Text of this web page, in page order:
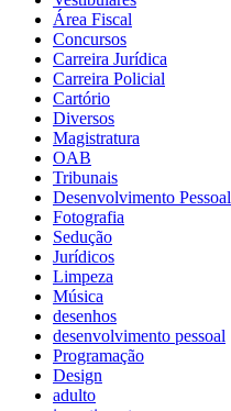
Área Fiscal
Concursos
Carreira Jurídica
Carreira Policial
Cartório
Diversos
Magistratura
OAB
Tribunais
Desenvolvimento Pessoal
Fotografia
Sedução
Jurídicos
Limpeza
Música
desenhos
desenvolvimento pessoal
Programação
Design
adulto